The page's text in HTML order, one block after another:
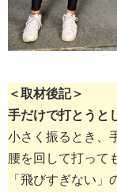
＜取材後記＞
手だけで打とうと
小さく振るとき、
腰を回して打って
「飛びすぎない